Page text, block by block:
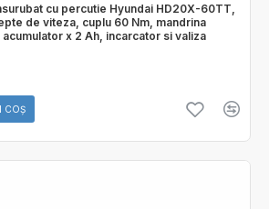
cu percutie Hyundai HD20X-60TT,
de viteza, cuplu 60 Nm, mandrina
acumulator x 2 Ah, incarcator si valiza
COŞ